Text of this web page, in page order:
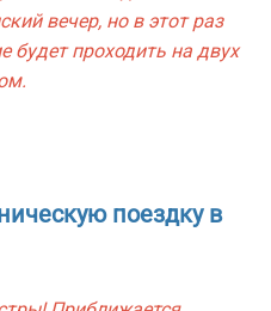
вечер, но в этот раз
будет проходить на двух
поездку в